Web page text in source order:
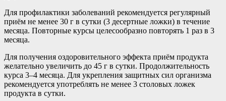
Для профилактики заболеваний рекомендуется регулярный
приём не менее 30 г в сутки (3 десертные ложки) в течение
месяца. Повторные курсы целесообразно повторять 1 раз в 3
месяца.
Для получения оздоровительного эффекта приём продукта
желательно увеличить до 45 г в сутки. Продолжительность
курса 3–4 месяца. Для укрепления защитных сил организма
рекомендуется употреблять не менее 3 столовых ложек
продукта в сутки.